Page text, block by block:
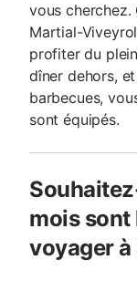
vous cherchez.
Martial-
profiter du
dîner dehors,
barbecues,
sont équipés.
mois
voyager